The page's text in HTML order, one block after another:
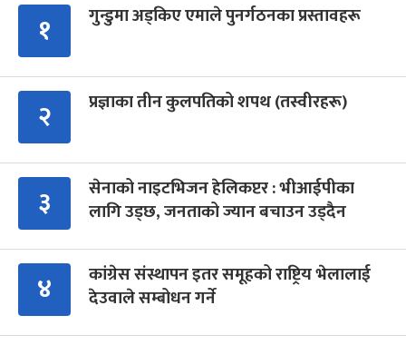
१ गुन्डुमा अड्किए एमाले पुनर्गठनका प्रस्तावहरू
२ प्रज्ञाका तीन कुलपतिको शपथ (तस्वीरहरू)
३
सेनाको नाइटभिजन हेलिकप्टर : भीआईपीका
लागि उड्छ, जनताको ज्यान बचाउन उड्दैन
४
कांग्रेस संस्थापन इतर समूहको राष्ट्रिय भेलालाई
देउवाले सम्बोधन गर्ने